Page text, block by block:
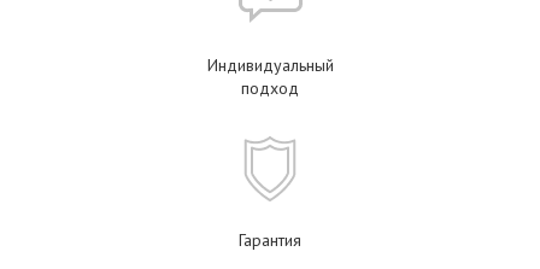
Индивидуальный
подход
Гарантия